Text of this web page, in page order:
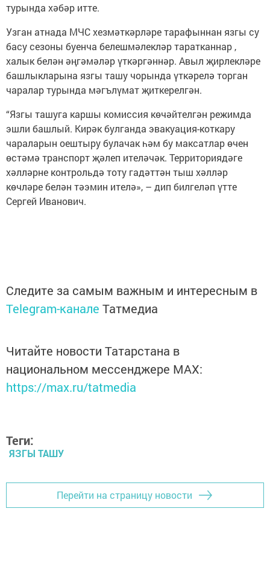
турында хәбәр итте.
Узган атнада МЧС хезмәткәрләре тарафыннан язгы су
басу сезоны буенча белешмәлекләр таратканнар ,
халык белән әңгәмәләр үткәргәннәр. Авыл җирлекләре
башлыкларына язгы ташу чорында үткәрелә торган
чаралар турында мәгълүмат җиткерелгән.
“Язгы ташуга каршы комиссия көчәйтелгән режимда
эшли башлый. Кирәк булганда эвакуация-коткару
чараларын оештыру булачак һәм бу максатлар өчен
өстәмә транспорт җәлеп ителәчәк. Территориядәге
хәлләрне контрольдә тоту гадәттән тыш хәлләр
көчләре белән тәэмин ителә», – дип билгеләп үтте
Сергей Иванович.
Следите за самым важным и интересным в
Telegram-канале Татмедиа
Читайте новости Татарстана в
национальном мессенджере MАХ:
https://max.ru/tatmedia
Теги:
ЯЗГЫ ТАШУ
Перейти на страницу новости